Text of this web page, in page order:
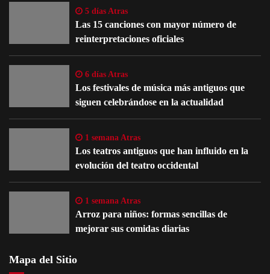
5 días Atras
Las 15 canciones con mayor número de
reinterpretaciones oficiales
6 días Atras
Los festivales de música más antiguos que
siguen celebrándose en la actualidad
1 semana Atras
Los teatros antiguos que han influido en la
evolución del teatro occidental
1 semana Atras
Arroz para niños: formas sencillas de
mejorar sus comidas diarias
Mapa del Sitio